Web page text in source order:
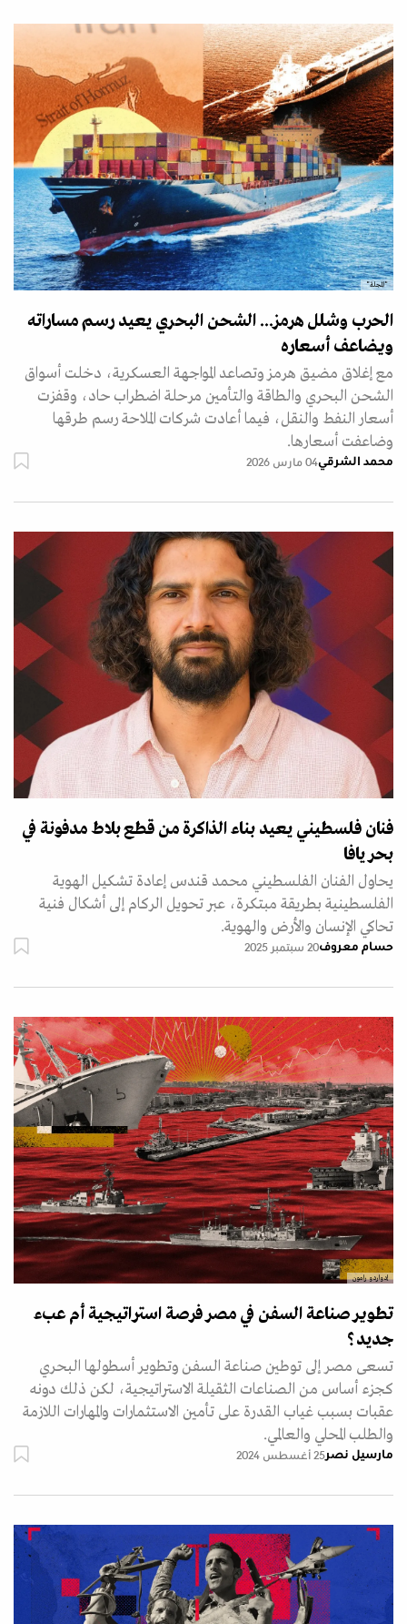
"المجلة"
الحرب وشلل هرمز... الشحن البحري يعيد رسم مساراته
ويضاعف أسعاره
مع إغلاق مضيق هرمز وتصاعد المواجهة العسكرية، دخلت أسواق
الشحن البحري والطاقة والتأمين مرحلة اضطراب حاد، وقفزت
أسعار النفط والنقل، فيما أعادت شركات الملاحة رسم طرقها
وضاعفت أسعارها.
محمد الشرقي04 مارس 2026
فنان فلسطيني يعيد بناء الذاكرة من قطع بلاط مدفونة في
بحر يافا
يحاول الفنان الفلسطيني محمد قندس إعادة تشكيل الهوية
الفلسطينية بطريقة مبتكرة، عبر تحويل الركام إلى أشكال فنية
تحاكي الإنسان والأرض والهوية.
حسام معروف20 سبتمبر 2025
إدواردو رامون
تطوير صناعة السفن في مصر فرصة استراتيجية أم عبء
جديد؟
تسعى مصر إلى توطين صناعة السفن وتطوير أسطولها البحري
كجزء أساس من الصناعات الثقيلة الاستراتيجية، لكن ذلك دونه
عقبات بسبب غياب القدرة على تأمين الاستثمارات والمهارات اللازمة
والطلب المحلي والعالمي.
مارسيل نصر25 أغسطس 2024